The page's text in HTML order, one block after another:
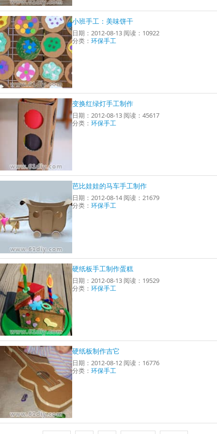
小班手工：美味饼干
日期：2012-08-13 阅读：10922
分类：环保手工
变换红绿灯手工制作
日期：2012-08-13 阅读：45617
分类：环保手工
芭比娃娃的马车手工制作
日期：2012-08-14 阅读：21679
分类：环保手工
硬纸板手工制作蛋糕
日期：2012-08-13 阅读：19529
分类：环保手工
硬纸板制作吉它
日期：2012-08-12 阅读：16776
分类：环保手工